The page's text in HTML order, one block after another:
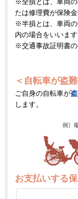
たは修理費が保険
※半損とは、車両
内の場合をいいます
※交通事故証明書の
＜自転車が盗
ご自身の自転車が
します。
お支払いする